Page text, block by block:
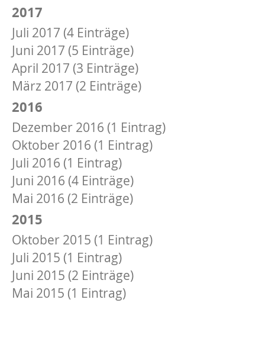
2017
Juli 2017 (4 Einträge)
Juni 2017 (5 Einträge)
April 2017 (3 Einträge)
März 2017 (2 Einträge)
2016
Dezember 2016 (1 Eintrag)
Oktober 2016 (1 Eintrag)
Juli 2016 (1 Eintrag)
Juni 2016 (4 Einträge)
Mai 2016 (2 Einträge)
2015
Oktober 2015 (1 Eintrag)
Juli 2015 (1 Eintrag)
Juni 2015 (2 Einträge)
Mai 2015 (1 Eintrag)